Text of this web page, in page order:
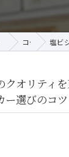
コラム 塩ビシート防
クオリティ
ー選びのコツ